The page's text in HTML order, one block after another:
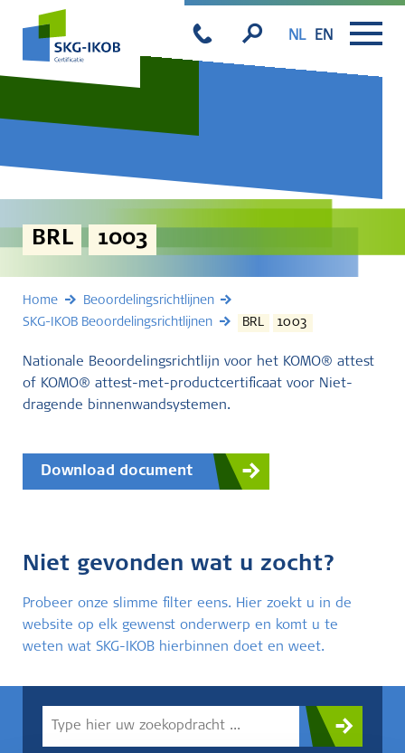
NL EN
BRL 1003
Home
Beoordelingsrichtlijnen
SKG-IKOB Beoordelingsrichtlijnen
BRL 1003
Nationale Beoordelingsrichtlijn voor het KOMO® attest
of KOMO® attest-met-productcertificaat voor Niet-
dragende binnenwandsystemen.
Download document
Niet gevonden wat u zocht?
Probeer onze slimme filter eens. Hier zoekt u in de
website op elk gewenst onderwerp en komt u te
weten wat SKG-IKOB hierbinnen doet en weet.